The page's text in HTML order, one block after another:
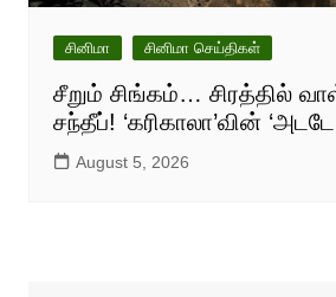
சினிமா சினிமா செய்திகள்
சீறும் சிங்கம்… சிரத்தில்
சந்தீப்! ‘கரிகாலா’வின்
August 5, 2026